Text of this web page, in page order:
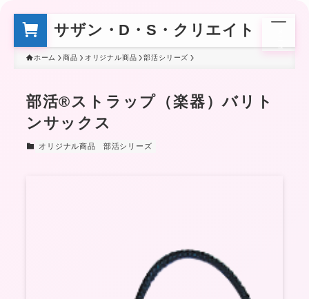
サザン・D・S・クリエイト
ュ
ホーム 商品 オリジナル商品 部活シリーズ
部活®ストラップ（楽器）バリト
ンサックス
オリジナル商品 部活シリーズ